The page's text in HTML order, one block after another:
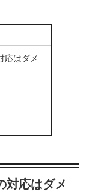
応はダメ
対応はダメ